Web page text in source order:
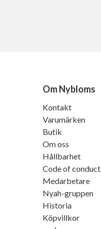
Om Nybloms
Kontakt
Varumärken
Butik
Om oss
Hållbarhet
Code of conduct
Medarbetare
Nyah-gruppen
Historia
Köpvillkor